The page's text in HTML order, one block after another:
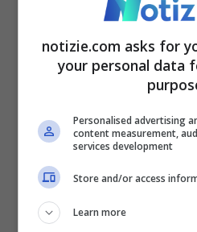
reddito di
furbetti e
lavorare. Grande
primo Maggio. Se
le polemiche, il
con i fatti”.
notizie.com asks for
your personal data
Personalised advertising
content measurement,
services development
Store and/or access
Learn more